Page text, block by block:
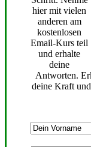
hier mit vielen
anderen am
kostenlosen
Email-Kurs teil
und erhalte
deine
Antworten.
deine Kraft